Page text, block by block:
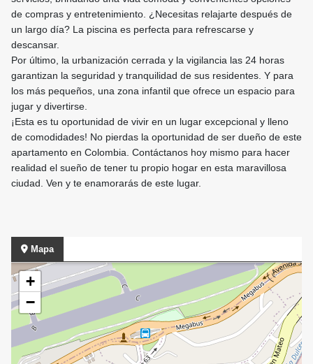
de compras y entretenimiento. ¿Necesitas relajarte después de
un largo día? La piscina es perfecta para refrescarse y
descansar.
Por último, la urbanización cerrada y la vigilancia las 24 horas
garantizan la seguridad y tranquilidad de sus residentes. Y para
los más pequeños, una zona infantil que ofrece un espacio para
jugar y divertirse.
¡Esta es tu oportunidad de vivir en un lugar excepcional y lleno
de comodidades! No pierdas la oportunidad de ser dueño de este
apartamento en Colombia. Contáctanos hoy mismo para hacer
realidad el sueño de tener tu propio hogar en esta maravillosa
ciudad. Ven y te enamorarás de este lugar.
Mapa
+
−